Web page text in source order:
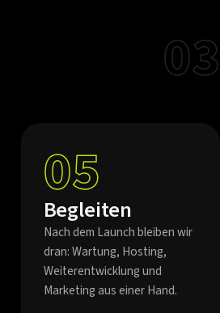
03
05
Begleiten
Nach dem Launch bleiben wir
dran: Wartung, Hosting,
Weiterentwicklung und
Marketing aus einer Hand.